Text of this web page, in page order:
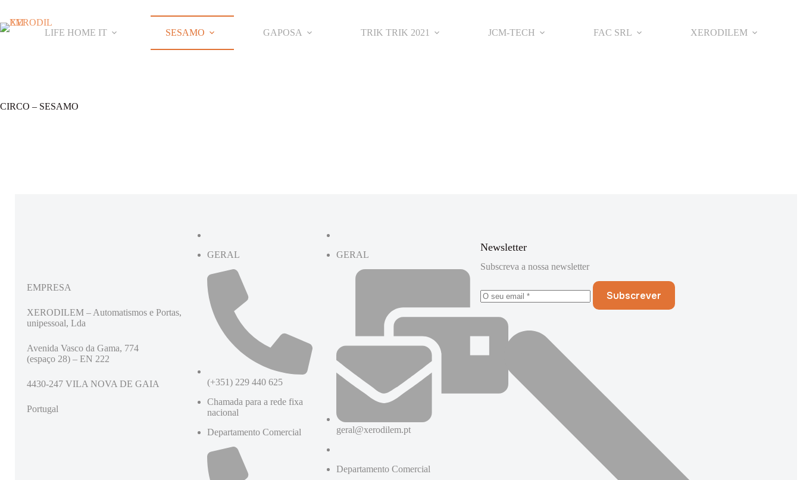
LIFE HOME IT SESAMO GAPOSA TRIK TRIK 2021 JCM-TECH FAC SRL XERODILEM
CIRCO – SESAMO
EMPRESA
XERODILEM – Automatismos e Portas,
unipessoal, Lda
Avenida Vasco da Gama, 774
(espaço 28) – EN 222
4430-247 VILA NOVA DE GAIA
Portugal
GERAL
(+351) 229 440 625
Chamada para a rede fixa
nacional
Departamento Comercial
GERAL
geral@xerodilem.pt
Departamento Comercial
Newsletter
Subscreva a nossa newsletter
Subscrever